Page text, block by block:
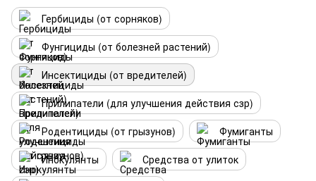
Гербициды (от сорняков)
Фунгициды (от болезней растений)
Инсектициды (от вредителей)
Прилипатели (для улучшения действия сзр)
Родентициды (от грызунов)
Фумиганты
Инокулянты
Средства от улиток